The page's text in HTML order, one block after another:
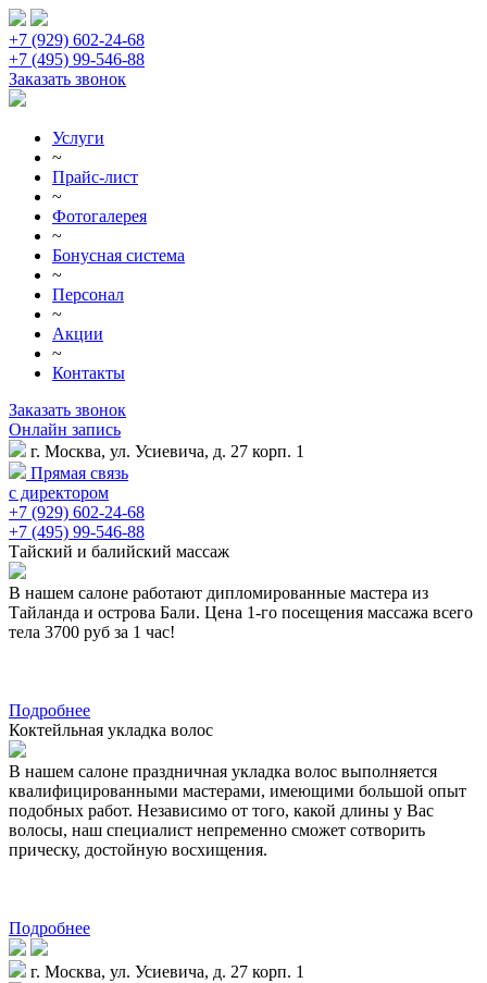
+7 (929) 602-24-68
+7 (495) 99-546-88
Заказать звонок
Услуги
~
Прайс-лист
~
Фотогалерея
~
Бонусная система
~
Персонал
~
Акции
~
Контакты
Заказать звонок
Онлайн запись
г. Москва, ул. Усиевича, д. 27 корп. 1
Прямая связь
с директором
+7 (929) 602-24-68
+7 (495) 99-546-88
Тайский и балийский массаж
В нашем салоне работают дипломированные мастера из
Тайланда и острова Бали. Цена 1-го посещения массажа всего
тела 3700 руб за 1 час!
Подробнее
Коктейльная укладка волос
В нашем салоне праздничная укладка волос выполняется
квалифицированными мастерами, имеющими большой опыт
подобных работ. Независимо от того, какой длины у Вас
волосы, наш специалист непременно сможет сотворить
прическу, достойную восхищения.
Подробнее
г. Москва, ул. Усиевича, д. 27 корп. 1